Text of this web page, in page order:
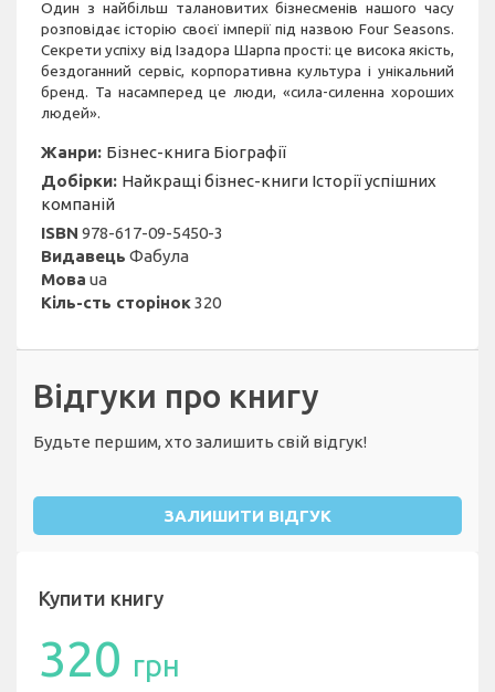
Один з найбільш талановитих бізнесменів нашого часу
розповідає історію своєї імперії під назвою Four Seasons.
Секрети успіху від Ізадора Шарпа прості: це висока якість,
бездоганний сервіс, корпоративна культура і унікальний
бренд. Та насамперед це люди, «сила-силенна хороших
людей».
Жанри: Бізнес-книга Біографії
Добірки: Найкращі бізнес-книги Історії успішних
компаній
ISBN 978-617-09-5450-3
Видавець Фабула
Мова ua
Кіль-сть сторінок320
Відгуки про книгу
Будьте першим, хто залишить свій відгук!
ЗАЛИШИТИ ВІДГУК
Купити книгу
320 грн